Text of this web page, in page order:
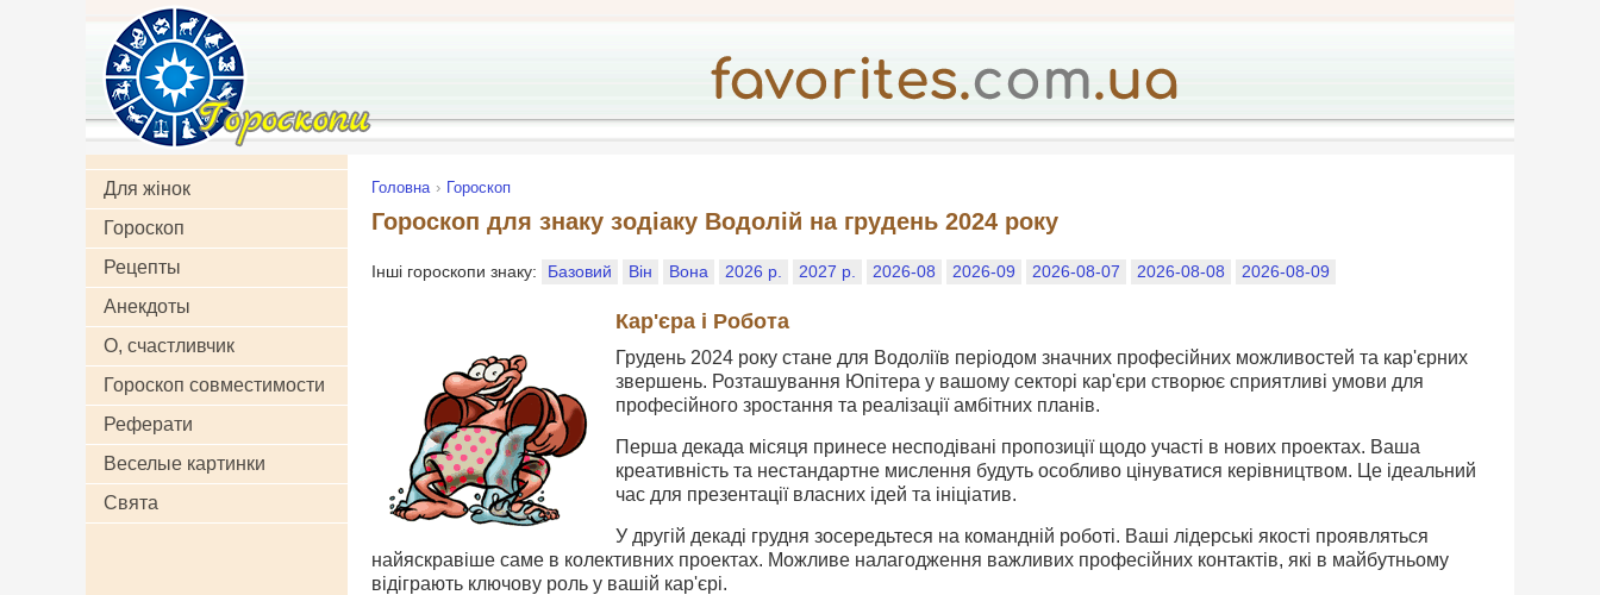
Для жінок
Гороскоп
Рецепты
Анекдоты
О, счастливчик
Гороскоп совместимости
Реферати
Веселые картинки
Свята
Головна Гороскоп
Гороскоп для знаку зодіаку Водолій на грудень 2024 року
Інші гороскопи знаку: Базовий Він Вона 2026 р. 2027 р. 2026-08 2026-09 2026-08-07 2026-08-08 2026-08-09
Кар'єра і Робота
Грудень 2024 року стане для Водоліїв періодом значних професійних можливостей та кар'єрних
звершень. Розташування Юпітера у вашому секторі кар'єри створює сприятливі умови для
професійного зростання та реалізації амбітних планів.
Перша декада місяця принесе несподівані пропозиції щодо участі в нових проектах. Ваша
креативність та нестандартне мислення будуть особливо цінуватися керівництвом. Це ідеальний
час для презентації власних ідей та ініціатив.
У другій декаді грудня зосередьтеся на командній роботі. Ваші лідерські якості проявляться
найяскравіше саме в колективних проектах. Можливе налагодження важливих професійних контактів, які в майбутньому
відіграють ключову роль у вашій кар'єрі.